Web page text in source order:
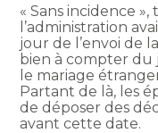
« Sans incidence
l’administration
jour de l’envoi de
bien à compter du
le mariage
Partant de là, les
de déposer des
avant cette date.